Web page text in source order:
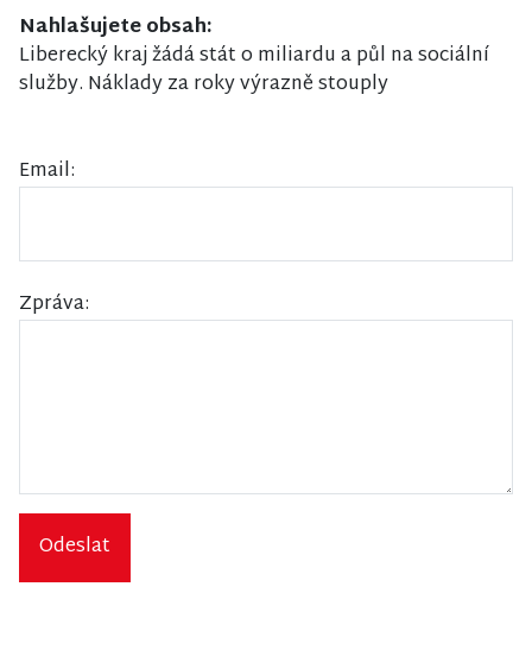
Nahlašujete obsah:
Liberecký kraj žádá stát o miliardu a půl na sociální
služby. Náklady za roky výrazně stouply
Email:
Zpráva:
Odeslat